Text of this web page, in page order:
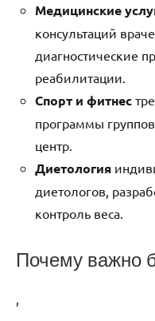
Медицинские
консультаций
диагностические
реабилитации.
Спорт и фитнес
программы
центр.
Диетология
диетологов,
контроль веса.
Почему важно